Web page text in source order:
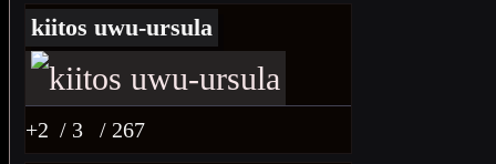
kiitos uwu-ursula
+2 / 3 / 267